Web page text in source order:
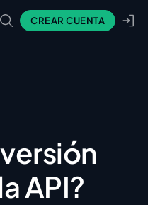
CREAR CUENTA
API?